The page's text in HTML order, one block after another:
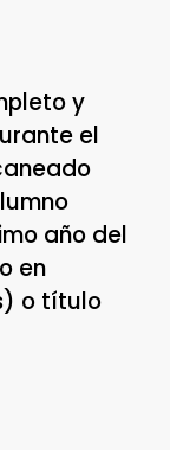
y
el
año del
en
o título